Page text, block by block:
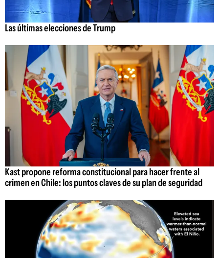
Las últimas elecciones de Trump
Kast propone reforma constitucional para hacer frente al
crimen en Chile: los puntos claves de su plan de seguridad